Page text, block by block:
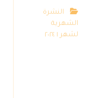
النشرة
الشهرية
لشهر ١ ٢٠٢٤